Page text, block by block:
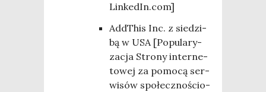
LinkedIn.com]
Add­This Inc. z sie­dzi­
bą w USA [Popu­la­ry­
za­cja Stro­ny inter­ne­
to­wej za pomo­cą ser­
wi­sów spo­łecz­no­ścio­